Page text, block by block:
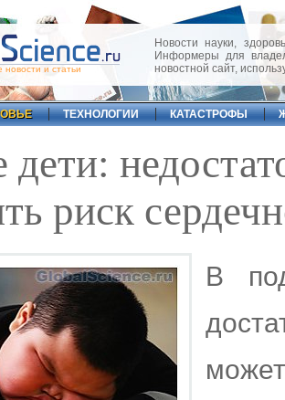
новости и статьи
Новости науки,
Информеры для
новостной сайт,
ТЕХНОЛОГИИ КАТАСТРОФЫ
риск
В